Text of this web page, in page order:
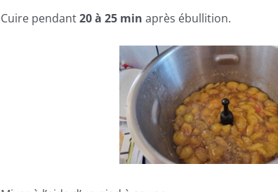
Cuire pendant20 à 25 min après ébullition.